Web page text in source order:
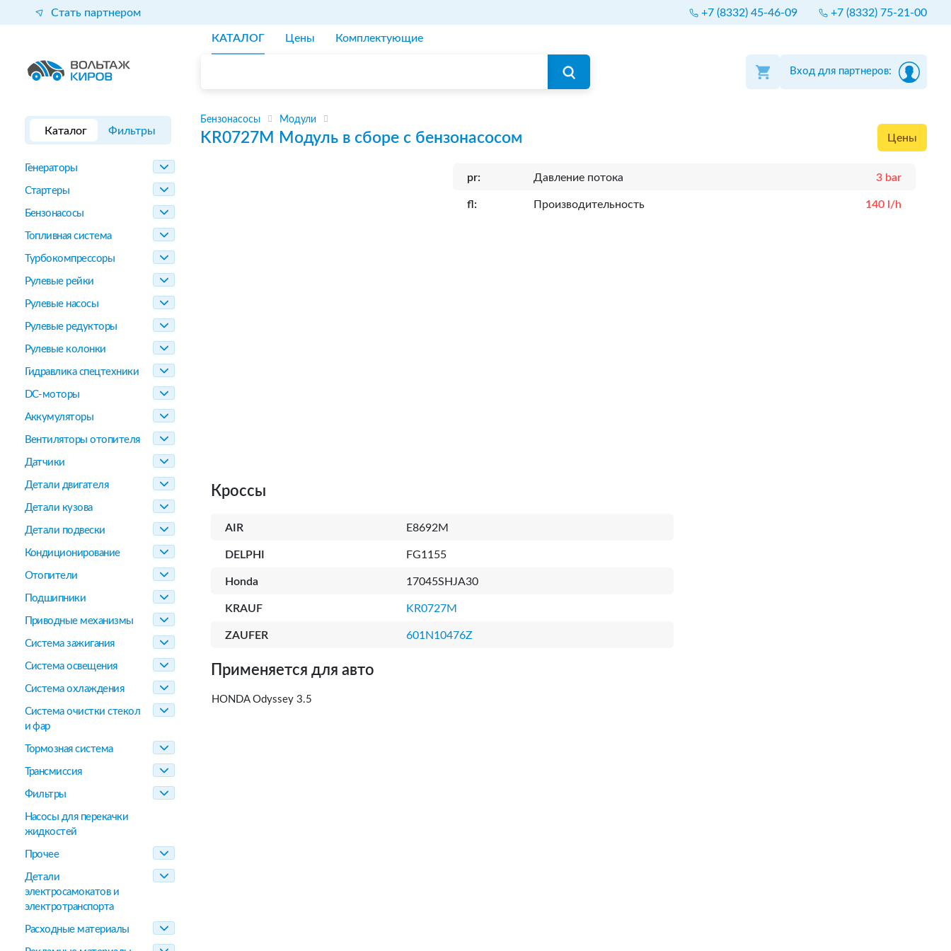
Стать партнером +7 (8332) 45-46-09 +7 (8332) 75-21-00
КАТАЛОГ Цены Комплектующие
Вход для партнеров:
Каталог Фильтры
Генераторы
Стартеры
Бензонасосы
Топливная система
Турбокомпрессоры
Рулевые рейки
Рулевые насосы
Рулевые редукторы
Рулевые колонки
Гидравлика спецтехники
DC-моторы
Аккумуляторы
Вентиляторы отопителя
Датчики
Детали двигателя
Детали кузова
Детали подвески
Кондиционирование
Отопители
Подшипники
Приводные механизмы
Система зажигания
Система освещения
Система охлаждения
Система очистки стекол
и фар
Тормозная система
Трансмиссия
Фильтры
Насосы для перекачки
жидкостей
Прочее
Детали
электросамокатов и
электротранспорта
Расходные материалы
Бензонасосы Модули
KR0727M Модуль в сборе с бензонасосом Цены
pr: Давление потока 3 bar
fl: Производительность 140 l/h
Кроссы
AIR E8692M
DELPHI FG1155
Honda 17045SHJA30
KRAUF KR0727M
ZAUFER 601N10476Z
Применяется для авто
HONDA Odyssey 3.5